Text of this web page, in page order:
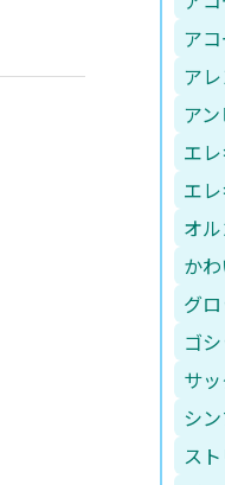
ア
ア
ア
エ
エ
オ
か
グ
ゴ
サ
シ
ス